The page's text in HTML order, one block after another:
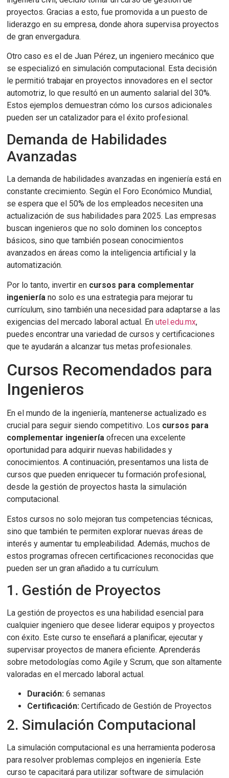
proyectos. Gracias a esto, fue promovida a un puesto de
liderazgo en su empresa, donde ahora supervisa proyectos
de gran envergadura.
Otro caso es el de Juan Pérez, un ingeniero mecánico que
se especializó en simulación computacional. Esta decisión
le permitió trabajar en proyectos innovadores en el sector
automotriz, lo que resultó en un aumento salarial del 30%.
Estos ejemplos demuestran cómo los cursos adicionales
pueden ser un catalizador para el éxito profesional.
Demanda de Habilidades
Avanzadas
La demanda de habilidades avanzadas en ingeniería está en
constante crecimiento. Según el Foro Económico Mundial,
se espera que el 50% de los empleados necesiten una
actualización de sus habilidades para 2025. Las empresas
buscan ingenieros que no solo dominen los conceptos
básicos, sino que también posean conocimientos
avanzados en áreas como la inteligencia artificial y la
automatización.
Por lo tanto, invertir en cursos para complementar
ingeniería no solo es una estrategia para mejorar tu
currículum, sino también una necesidad para adaptarse a las
exigencias del mercado laboral actual. Enutel.edu.mx,
puedes encontrar una variedad de cursos y certificaciones
que te ayudarán a alcanzar tus metas profesionales.
Cursos Recomendados para
Ingenieros
En el mundo de la ingeniería, mantenerse actualizado es
crucial para seguir siendo competitivo. Los cursos para
complementar ingeniería ofrecen una excelente
oportunidad para adquirir nuevas habilidades y
conocimientos. A continuación, presentamos una lista de
cursos que pueden enriquecer tu formación profesional,
desde la gestión de proyectos hasta la simulación
computacional.
Estos cursos no solo mejoran tus competencias técnicas,
sino que también te permiten explorar nuevas áreas de
interés y aumentar tu empleabilidad. Además, muchos de
estos programas ofrecen certificaciones reconocidas que
pueden ser un gran añadido a tu currículum.
1. Gestión de Proyectos
La gestión de proyectos es una habilidad esencial para
cualquier ingeniero que desee liderar equipos y proyectos
con éxito. Este curso te enseñará a planificar, ejecutar y
supervisar proyectos de manera eficiente. Aprenderás
sobre metodologías como Agile y Scrum, que son altamente
valoradas en el mercado laboral actual.
Duración: 6 semanas
Certificación: Certificado de Gestión de Proyectos
2. Simulación Computacional
La simulación computacional es una herramienta poderosa
para resolver problemas complejos en ingeniería. Este
curso te capacitará para utilizar software de simulación